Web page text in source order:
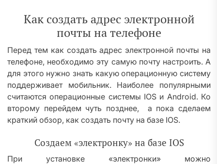
Как создать адрес электронной
почты на телефоне
Перед тем как создать адрес электронной почты на
телефоне, необходимо эту самую почту настроить. А
для этого нужно знать какую операционную систему
поддерживает мобильник. Наиболее популярными
считаются операционные системы IOS и Android. Ко
второму перейдем чуть позднее, а пока сделаем
краткий обзор, как создать почту на базе IOS.
Создаем «электронку» на базе IOS
При установке «электронки» можно